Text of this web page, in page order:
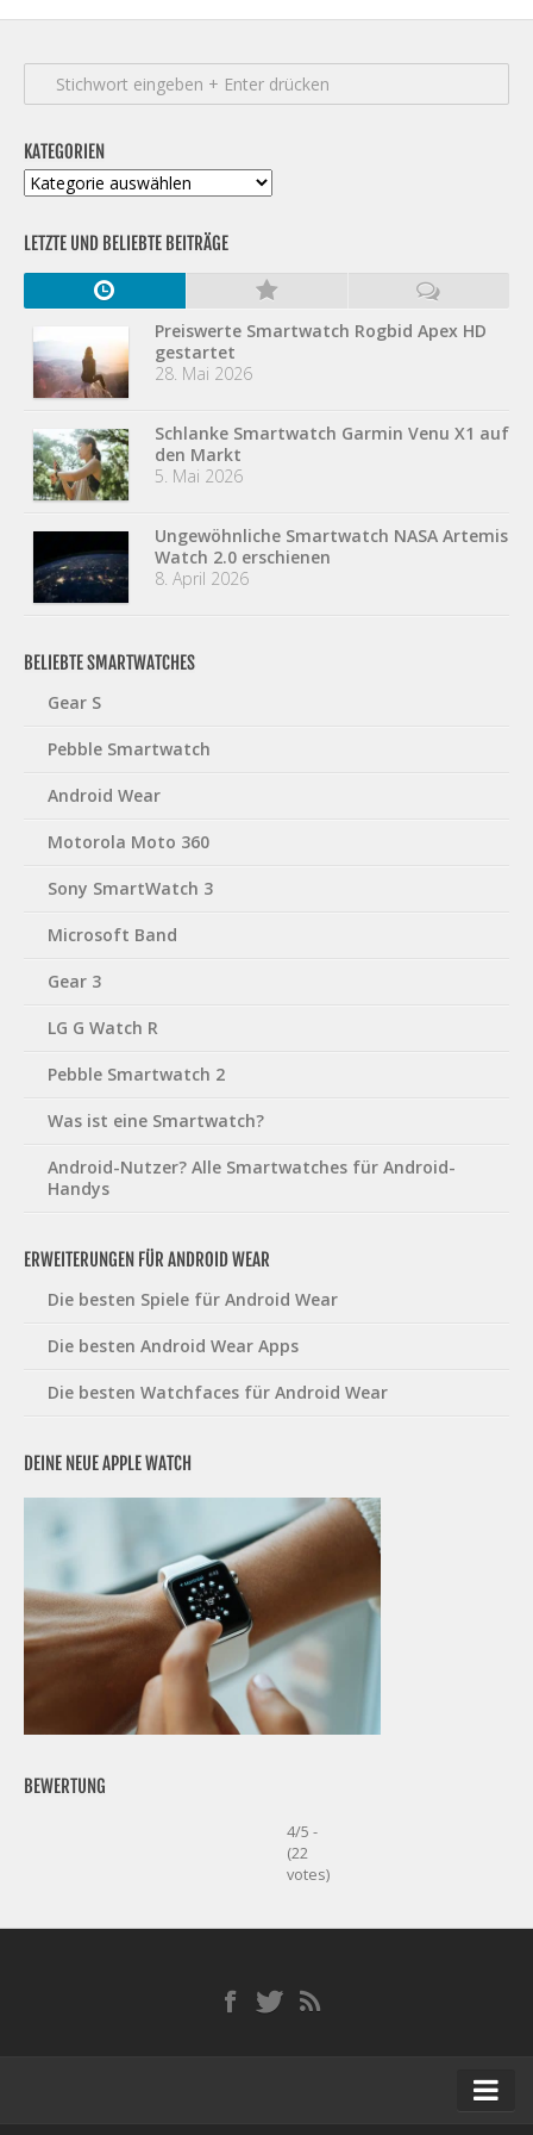
KATEGORIEN
Kategorien
LETZTE UND BELIEBTE BEITRÄGE
Preiswerte Smartwatch Rogbid Apex HD
gestartet
28. Mai 2026
Schlanke Smartwatch Garmin Venu X1 auf
den Markt
5. Mai 2026
Ungewöhnliche Smartwatch NASA Artemis
Watch 2.0 erschienen
8. April 2026
BELIEBTE SMARTWATCHES
Gear S
Pebble Smartwatch
Android Wear
Motorola Moto 360
Sony SmartWatch 3
Microsoft Band
Gear 3
LG G Watch R
Pebble Smartwatch 2
Was ist eine Smartwatch?
Android-Nutzer? Alle Smartwatches für Android-
Handys
ERWEITERUNGEN FÜR ANDROID WEAR
Die besten Spiele für Android Wear
Die besten Android Wear Apps
Die besten Watchfaces für Android Wear
DEINE NEUE APPLE WATCH
BEWERTUNG
4/5 -
(22
votes)